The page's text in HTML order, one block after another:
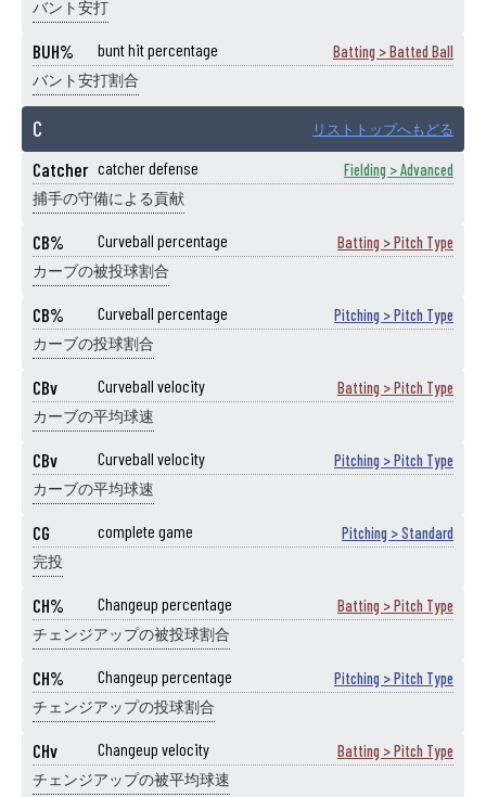
バント安打
BUH% bunt hit percentage Batting > Batted Ball
バント安打割合
C リストトップへもどる
Catcher catcher defense Fielding > Advanced
捕手の守備による貢献
CB% Curveball percentage Batting > Pitch Type
カーブの被投球割合
CB% Curveball percentage Pitching > Pitch Type
カーブの投球割合
CBv Curveball velocity Batting > Pitch Type
カーブの平均球速
CBv Curveball velocity Pitching > Pitch Type
カーブの平均球速
CG complete game Pitching > Standard
完投
CH% Changeup percentage Batting > Pitch Type
チェンジアップの被投球割合
CH% Changeup percentage Pitching > Pitch Type
チェンジアップの投球割合
CHv Changeup velocity Batting > Pitch Type
チェンジアップの被平均球速